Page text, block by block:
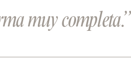
muy completa.”